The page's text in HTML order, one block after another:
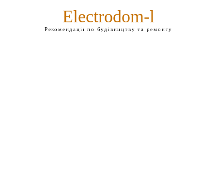
Electrodom-l
Рекомендації по будівництву та ремонту